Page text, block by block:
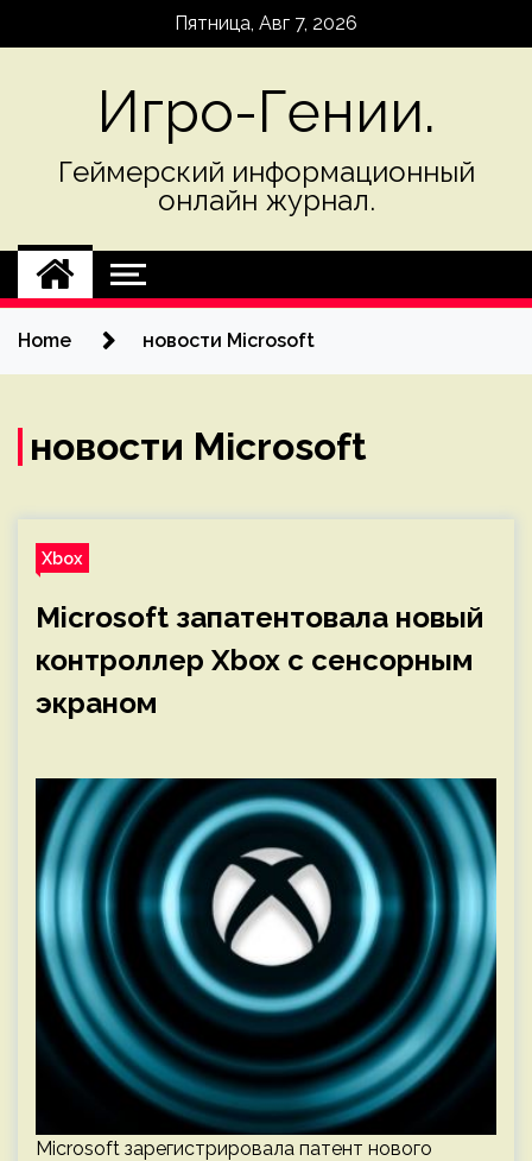
Пятница, Авг 7, 2026
Игро-Гении.
Геймерский информационный
онлайн журнал.
Home новости Microsoft
новости Microsoft
Xbox
Microsoft запатентовала новый
контроллер Xbox с сенсорным
экраном
Microsoft зарегистрировала патент нового